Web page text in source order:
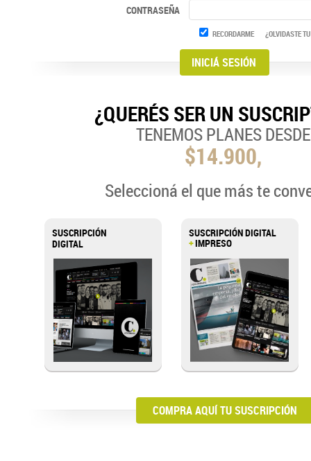
CONTRASEÑA
RECORDARME ¿OLVIDASTE TU
¿QUERÉS SER UN
TENEMOS PLANES DESDE
$14.900,
Seleccioná el que más te
SUSCRIPCIÓN
DIGITAL
SUSCRIPCIÓN DIGITAL
+IMPRESO
COMPRA AQUÍ TU SUSCRIPCIÓN